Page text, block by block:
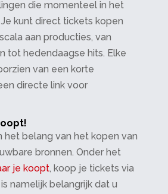
die momenteel in het
kunt direct tickets kopen
aan producties, van
tot hedendaagse hits. Elke
van een korte
directe link voor
het belang van het kopen van
bronnen. Onder het
je koopt, koop je tickets via
namelijk belangrijk dat u